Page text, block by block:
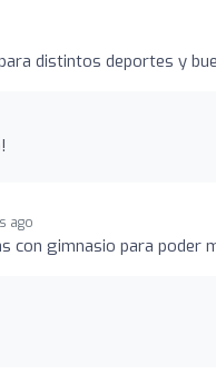
distintos deportes y
ago
con gimnasio para poder